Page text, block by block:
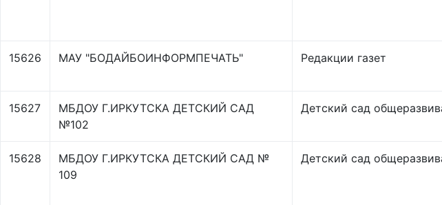
15626 МАУ "БОДАЙБОИНФОРМПЕЧАТЬ" Редакции газет
15627
МБДОУ Г.ИРКУТСКА ДЕТСКИЙ САД
№102
Детский сад
15628
МБДОУ Г.ИРКУТСКА ДЕТСКИЙ САД №
109
Детский сад